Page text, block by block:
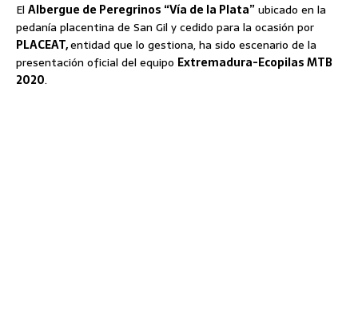
El Albergue de Peregrinos “Vía de la Plata”ubicado en la
pedanía placentina de San Gil y cedido para la ocasión por
PLACEAT,entidad que lo gestiona, ha sido escenario de la
presentación oficial del equipo Extremadura-Ecopilas MTB
2020.